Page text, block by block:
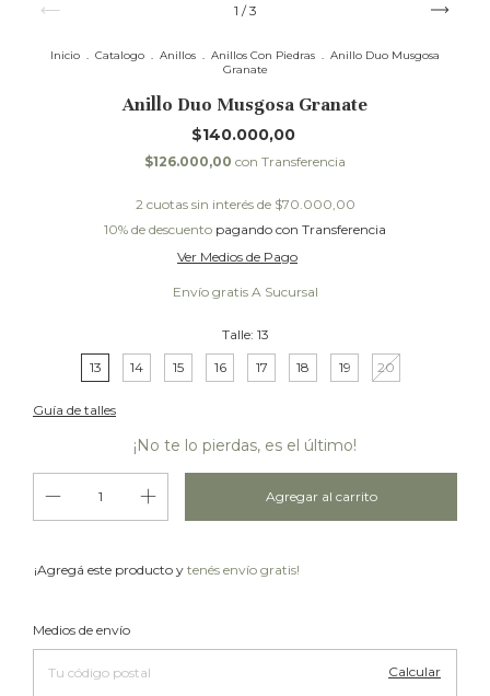
1 /3
Inicio . Catalogo . Anillos . Anillos Con Piedras . Anillo Duo Musgosa
Granate
Anillo Duo Musgosa Granate
$140.000,00
$126.000,00 con Transferencia
2 cuotas sin interés de $70.000,00
10% de descuento pagando con Transferencia
Envío gratis
Talle: 13
13
14 15 16 17 18 19 20
Guía de talles
¡No te lo pierdas, es el último!
¡Agregá este producto y tenés envío gratis!
Entregas para el CP:
Medios de envío
Calcular